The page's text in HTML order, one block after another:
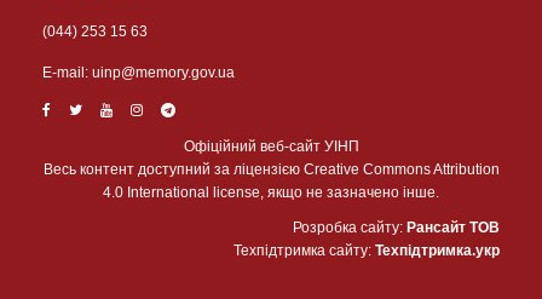
(044) 253 15 63
Е-mail: uinp@memory.gov.ua
Офіційний веб-сайт УІНП
Весь контент доступний за ліцензією Creative Commons Attribution
4.0 International license, якщо не зазначено інше.
Розробка сайту: Рансайт ТОВ
Техпідтримка сайту: Техпідтримка.укр